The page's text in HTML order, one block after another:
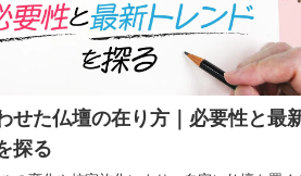
せた仏壇の在り方｜必要性と最
探る